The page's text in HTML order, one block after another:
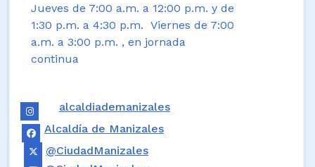
Jueves de 7:00 a.m. a 12:00 p.m. y de
1:30 p.m. a 4:30 p.m. Viernes de 7:00
a.m. a 3:00 p.m. , en jornada
continua
alcaldiademanizales
Alcaldía de Manizales
@CiudadManizales